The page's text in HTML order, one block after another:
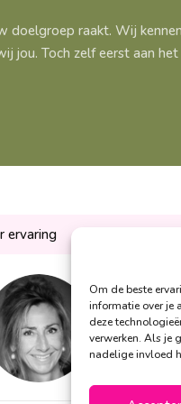
Om de beste
informatie over je
deze
verwerken. Als je
nadelige invloed
doelgroep raakt. Wij
jou. Toch zelf eerst aan
ervaring
06 –